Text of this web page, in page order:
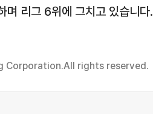
며 리그 6위에 그치고 있습니다.
Corporation.All rights reserved.